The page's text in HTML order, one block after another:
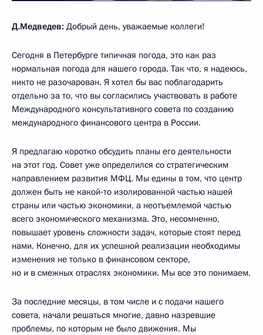
Д.Медведев: Добрый день, уважаемые коллеги!
Сегодня в Петербурге типичная погода, это как раз
нормальная погода для нашего города. Так что, я надеюсь,
никто не разочарован. Я хотел бы вас поблагодарить
отдельно за то, что вы согласились участвовать в работе
Международного консультативного совета по созданию
международного финансового центра в России.
Я предлагаю коротко обсудить планы его деятельности
на этот год. Совет уже определился со стратегическим
направлением развития МФЦ. Мы едины в том, что центр
должен быть не какой‑то изолированной частью нашей
страны или частью экономики, а неотъемлемой частью
всего экономического механизма. Это, несомненно,
повышает уровень сложности задач, которые стоят перед
нами. Конечно, для их успешной реализации необходимы
изменения не только в финансовом секторе,
но и в смежных отраслях экономики. Мы все это понимаем.
За последние месяцы, в том числе и с подачи нашего
совета, начали решаться многие, давно назревшие
проблемы, по которым не было движения. Мы